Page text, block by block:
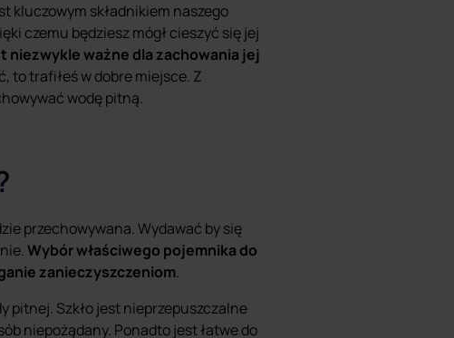
kluczowym składnikiem naszego
czemu będziesz mógł cieszyć się jej
ważne dla zachowania jej
to trafiłeś w dobre miejsce. Z
wodę pitną.
przechowywana. Wydawać by się
Wybór właściwego pojemnika do
zanieczyszczeniom.
pitnej. Szkło jest nieprzepuszczalne
niepożądany. Ponadto jest łatwe do